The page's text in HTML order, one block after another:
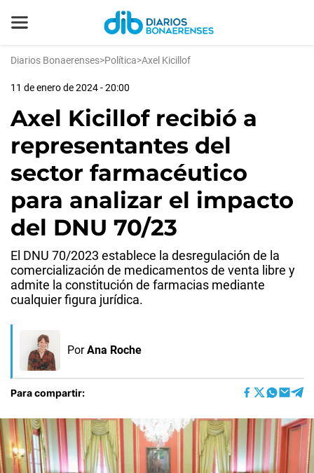
Diarios Bonaerenses>Política>Axel Kicillof
11 de enero de 2024 - 20:00
Axel Kicillof recibió a
representantes del
sector farmacéutico
para analizar el impacto
del DNU 70/23
El DNU 70/2023 establece la desregulación de la
comercialización de medicamentos de venta libre y
admite la constitución de farmacias mediante
cualquier figura jurídica.
Por Ana Roche
Para compartir: